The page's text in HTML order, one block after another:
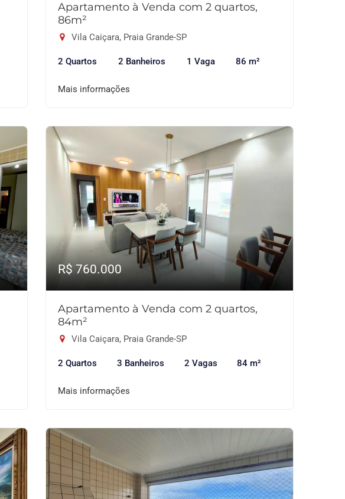
Apartamento à Venda com 2 quartos,
86m²
Vila Caiçara, Praia Grande-SP
2 Quartos 2 Banheiros 1 Vaga 86 m²
Mais informações
R$ 760.000
Apartamento à Venda com 2 quartos,
84m²
Vila Caiçara, Praia Grande-SP
2 Quartos 3 Banheiros 2 Vagas 84 m²
Mais informações